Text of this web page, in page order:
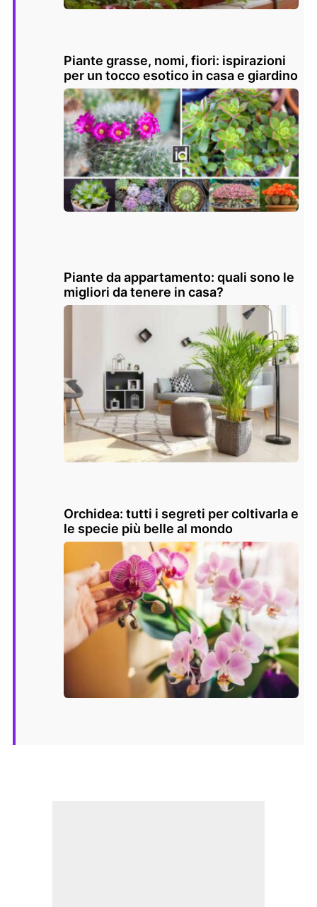
Piante grasse, nomi, fiori: ispirazioni
per un tocco esotico in casa e giardino
Piante da appartamento: quali sono le
migliori da tenere in casa?
Orchidea: tutti i segreti per coltivarla e
le specie più belle al mondo